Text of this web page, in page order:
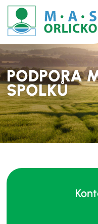
PODPORA
SPOLKŮ